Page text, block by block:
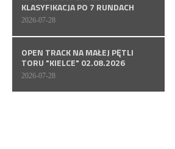
KLASYFIKACJA PO 7 RUNDACH
2026-07-28
OPEN TRACK NA MAŁEJ PĘTLI
TORU "KIELCE" 02.08.2026
2026-07-28